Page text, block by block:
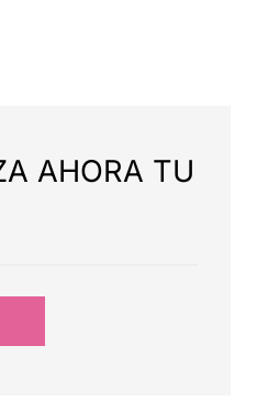
AHORA TU